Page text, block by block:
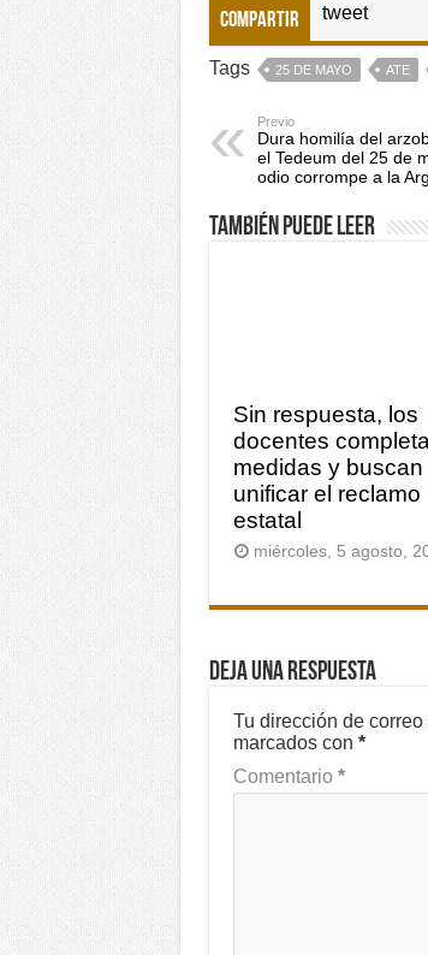
Compartir tweet
Tags 25 DE MAYO ATE
Previo
Dura homilía del
el Tedeum del 25 de
odio corrompe a la
También puede leer
Sin respuesta, los
docentes
medidas y buscan
unificar el reclamo
estatal
miércoles, 5 agosto,
Deja una respuesta
Tu dirección de
marcados con *
Comentario *